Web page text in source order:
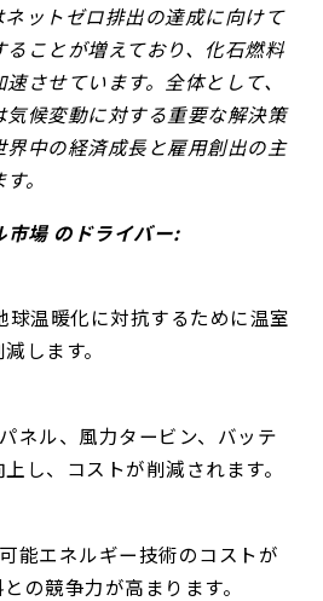
ットゼロ排出の達成に向けて
ことが増えており、化石燃料
させています。全体として、
候変動に対する重要な解決策
界中の経済成長と雇用創出の主
。
市場 のドライバー:
球温暖化に対抗するために温室
します。
ネル、風力タービン、バッテ
し、コストが削減されます。
能エネルギー技術のコストが
の競争力が高まります。